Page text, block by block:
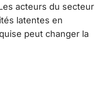
acteurs du secteur
latentes en
peut changer la